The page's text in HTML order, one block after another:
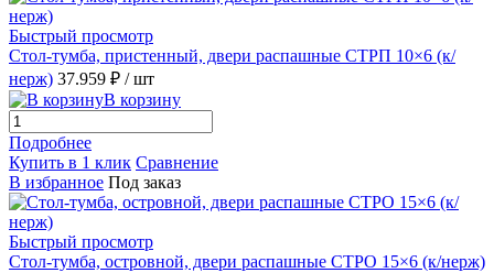
Быстрый просмотр
Стол-тумба, пристенный, двери распашные СТРП 10×6 (к/
нерж) 37.959 ₽ / шт
В корзину
Подробнее
Купить в 1 клик Сравнение
В избранное Под заказ
Быстрый просмотр
Стол-тумба, островной, двери распашные СТРО 15×6 (к/нерж)